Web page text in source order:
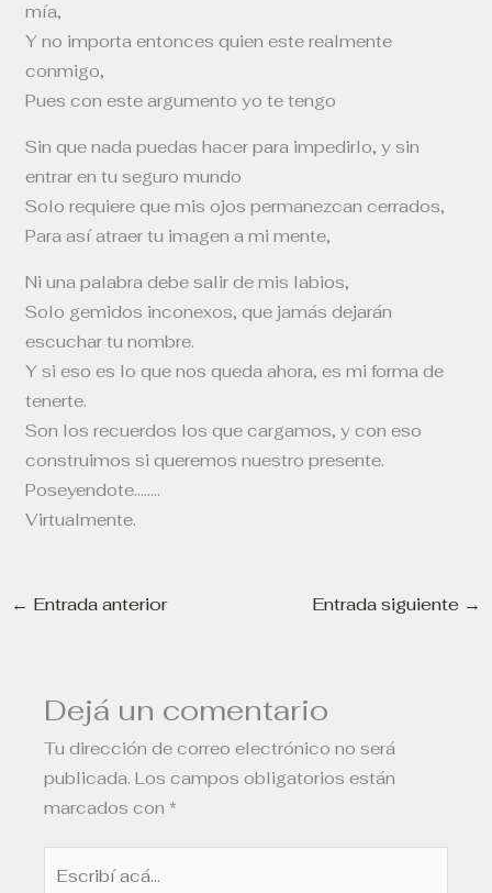
mía,
Y no importa entonces quien este realmente
conmigo,
Pues con este argumento yo te tengo
Sin que nada puedas hacer para impedirlo, y sin
entrar en tu seguro mundo
Solo requiere que mis ojos permanezcan cerrados,
Para así atraer tu imagen a mi mente,
Ni una palabra debe salir de mis labios,
Solo gemidos inconexos, que jamás dejarán
escuchar tu nombre.
Y si eso es lo que nos queda ahora, es mi forma de
tenerte.
Son los recuerdos los que cargamos, y con eso
construimos si queremos nuestro presente.
Poseyendote……..
Virtualmente.
← Entrada anterior Entrada siguiente →
Dejá un comentario
Tu dirección de correo electrónico no será
publicada. Los campos obligatorios están
marcados con *